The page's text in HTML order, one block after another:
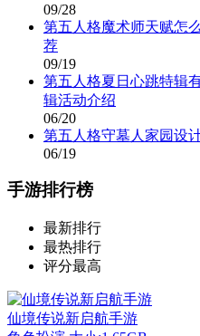
09/28
第五人格魔术师天赋怎
荐
09/19
第五人格夏日心跳特辑
辑活动介绍
06/20
第五人格守墓人家园设
06/19
手游排行榜
最新排行
最热排行
评分最高
仙境传说新启航手游